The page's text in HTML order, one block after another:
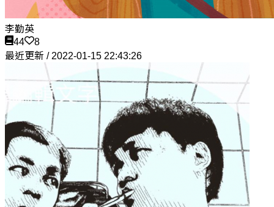
李勤英
44
8
最近更新 / 2022-01-15 22:43:26